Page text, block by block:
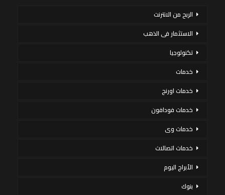
الربح من الانترنت
الاستثمار فى الذهب
تكنولوجيا
خدمات
خدمات اورنج
خدمات فودافون
خدمات وى
خدمات اتصالات
الأبراج اليوم
بنوك